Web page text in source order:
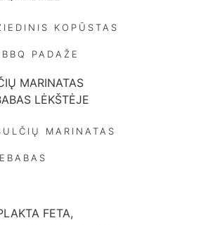
KOPŪSTAS
PADAŽE
MARINATAS